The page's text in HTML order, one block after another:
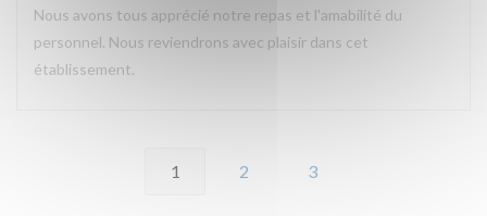
Nous avons tous apprécié notre repas et l'amabilité du
personnel. Nous reviendrons avec plaisir dans cet
établissement.
1 2 3